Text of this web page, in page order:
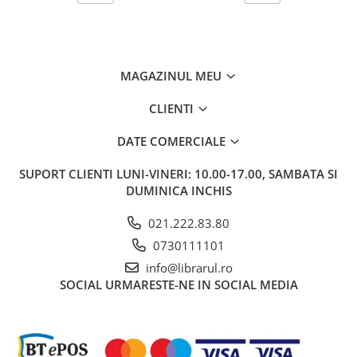
Carti de colorat pentru adulti
Casa, gradina
Istoria comunismului
MAGAZINUL MEU
CLIENTI
DATE COMERCIALE
SUPORT CLIENTI LUNI-VINERI: 10.00-17.00, SAMBATA SI
DUMINICA INCHIS
021.222.83.80
0730111101
info@librarul.ro
SOCIAL URMARESTE-NE IN SOCIAL MEDIA